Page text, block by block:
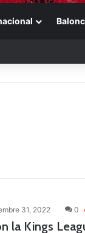
31, 2022 0
la Kings